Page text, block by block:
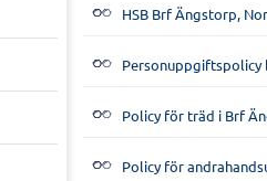
HSB Brf Ängstorp,
Policy för träd i Brf
Policy för